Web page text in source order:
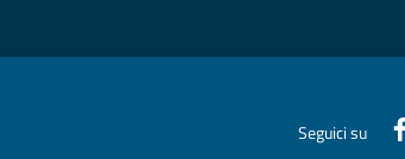
Seguici su